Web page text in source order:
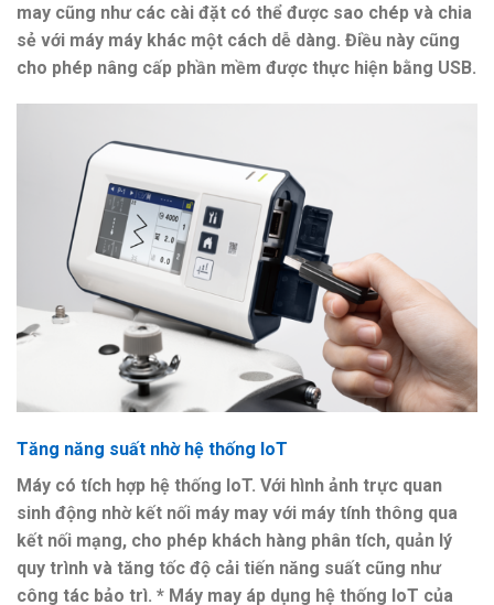
may cũng như các cài đặt có thể được sao chép và chia
sẻ với máy máy khác một cách dễ dàng. Điều này cũng
cho phép nâng cấp phần mềm được thực hiện bằng USB.
Tăng năng suất nhờ hệ thống IoT
Máy có tích hợp hệ thống IoT. Với hình ảnh trực quan
sinh động nhờ kết nối máy may với máy tính thông qua
kết nối mạng, cho phép khách hàng phân tích, quản lý
quy trình và tăng tốc độ cải tiến năng suất cũng như
công tác bảo trì. * Máy may áp dụng hệ thống IoT của